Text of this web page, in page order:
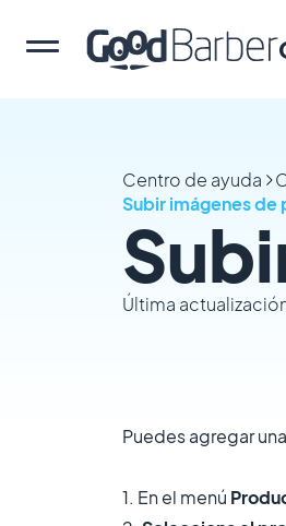
Centro de ayuda
Subir imágenes
Última
Puedes agregar
1. En el menú